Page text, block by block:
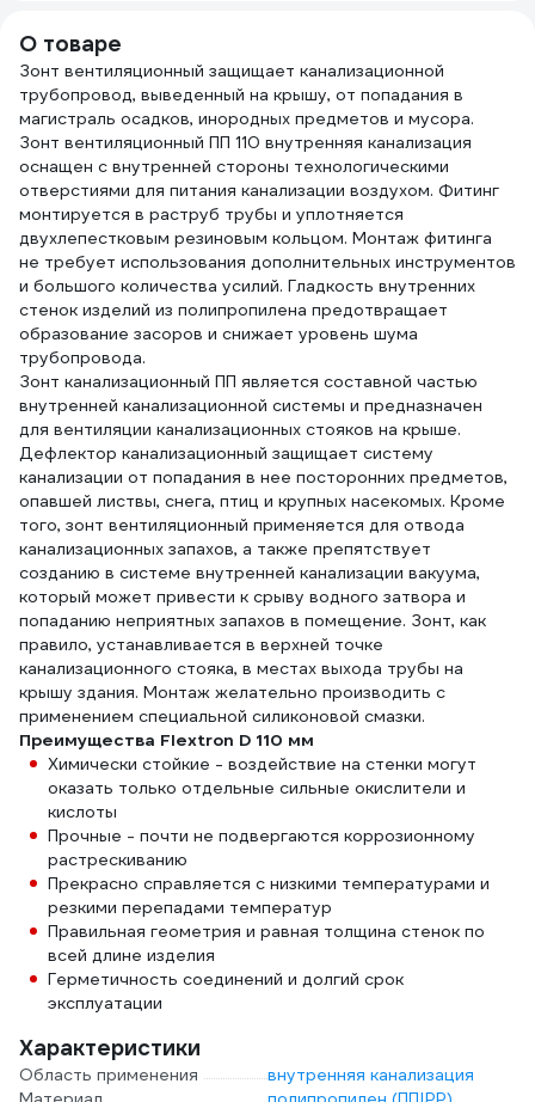
О товаре
Зонт вентиляционный защищает канализационной
трубопровод, выведенный на крышу, от попадания в
магистраль осадков, инородных предметов и мусора.
Зонт вентиляционный ПП 110 внутренняя канализация
оснащен с внутренней стороны технологическими
отверстиями для питания канализации воздухом. Фитинг
монтируется в раструб трубы и уплотняется
двухлепестковым резиновым кольцом. Монтаж фитинга
не требует использования дополнительных инструментов
и большого количества усилий. Гладкость внутренних
стенок изделий из полипропилена предотвращает
образование засоров и снижает уровень шума
трубопровода.
Зонт канализационный ПП является составной частью
внутренней канализационной системы и предназначен
для вентиляции канализационных стояков на крыше.
Дефлектор канализационный защищает систему
канализации от попадания в нее посторонних предметов,
опавшей листвы, снега, птиц и крупных насекомых. Кроме
того, зонт вентиляционный применяется для отвода
канализационных запахов, а также препятствует
созданию в системе внутренней канализации вакуума,
который может привести к срыву водного затвора и
попаданию неприятных запахов в помещение. Зонт, как
правило, устанавливается в верхней точке
канализационного стояка, в местах выхода трубы на
крышу здания. Монтаж желательно производить с
применением специальной силиконовой смазки.
Преимущества Flextron D 110 мм
Химически стойкие - воздействие на стенки могут
оказать только отдельные сильные окислители и
кислоты
Прочные - почти не подвергаются коррозионному
растрескиванию
Прекрасно справляется с низкими температурами и
резкими перепадами температур
Правильная геометрия и равная толщина стенок по
всей длине изделия
Герметичность соединений и долгий срок
эксплуатации
Характеристики
Область применения
внутренняя канализация